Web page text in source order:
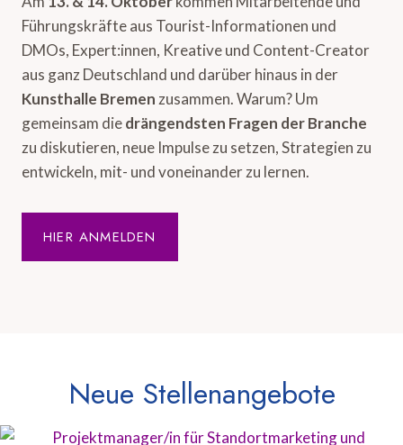
Führungskräfte aus Tourist-Informationen und
DMOs, Expert:innen, Kreative und Content-Creator
aus ganz Deutschland und darüber hinaus in der
Kunsthalle Bremen zusammen. Warum? Um
gemeinsam diedrängendsten Fragen der Branche
zu diskutieren, neue Impulse zu setzen, Strategien zu
entwickeln, mit- und voneinander zu lernen.
HIER ANMELDEN
Neue Stellenangebote